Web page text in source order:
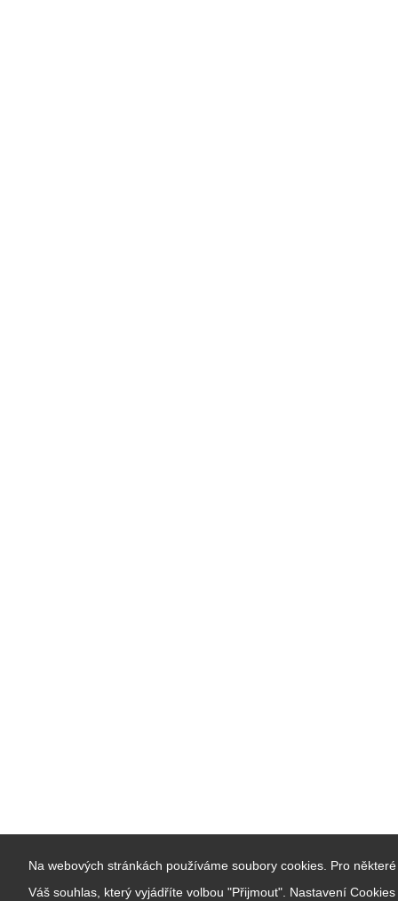
Na webových stránkách používáme soubory cookies. Pro
Váš souhlas, který vyjádříte volbou "Přijmout". Nastavení